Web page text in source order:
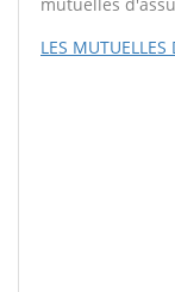
LES